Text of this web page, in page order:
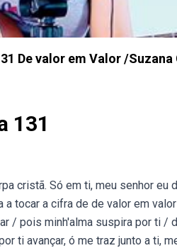
De valor em Valor /Suzana
131
cristã. Só em ti, meu senhor eu
a tocar a cifra de de valor em
/ pois minh'alma suspira por ti /
ti avançar, ó me traz junto a ti,